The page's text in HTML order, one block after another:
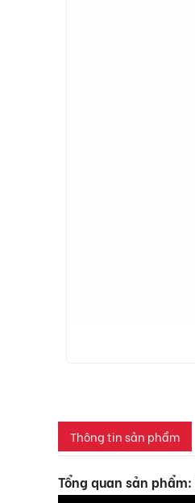
Thông tin sản phẩm
Tổng quan sản